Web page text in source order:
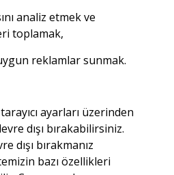
analiz etmek ve
toplamak,
reklamlar sunmak.
ayarları üzerinden
dışı bırakabilirsiniz.
dışı bırakmanız
bazı özellikleri